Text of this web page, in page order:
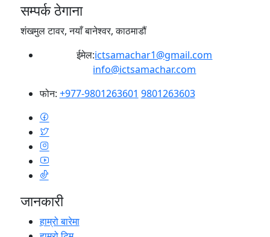
सम्पर्क ठेगाना
शंखमुल टावर, नयाँ बानेश्वर, काठमाडौं
ईमेल:ictsamachar1@gmail.com
info@ictsamachar.com
फोन: +977-9801263601 9801263603
जानकारी
हाम्रो बारेमा